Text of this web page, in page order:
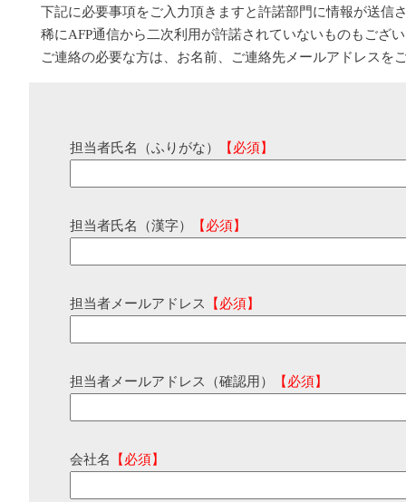
下記に必要事項をご入力頂きますと許諾部門に情報が送信
稀にAFP通信から二次利用が許諾されていないものもござ
ご連絡の必要な方は、お名前、ご連絡先メールアドレスを
担当者氏名（ふりがな） 【必須】
担当者氏名（漢字） 【必須】
担当者メールアドレス 【必須】
担当者メールアドレス（確認用） 【必須】
会社名 【必須】